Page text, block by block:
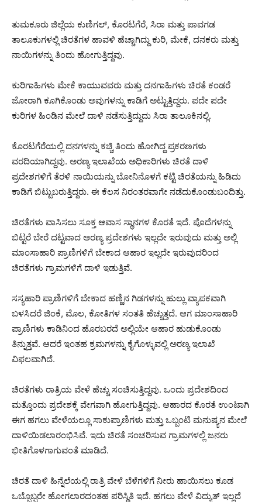
ತುಮಕೂರು ಜಿಲ್ಲೆಯ ಕುಣಿಗಲ್, ಕೊರಟಗೆರೆ, ಸಿರಾ ಮತ್ತು ಪಾವಗಡ
ತಾಲೂಕುಗಳಲ್ಲಿ ಚಿರತೆಗಳ ಹಾವಳಿ ಹೆಚ್ಚಾಗಿದ್ದು ಕುರಿ, ಮೇಕೆ, ದನಕರು ಮತ್ತು
ನಾಯಿಗಳನ್ನು ತಿಂದು ಹೋಗುತ್ತಿದ್ದವು.
ಕುರಿಗಾಹಿಗಳು ಮೇಕೆ ಕಾಯುವವರು ಮತ್ತು ದನಗಾಹಿಗಳು ಚಿರತೆ ಕಂಡರೆ
ಜೋರಾಗಿ ಕೂಗಿಕೊಂಡು ಅವುಗಳನ್ನು ಕಾಡಿಗೆ ಅಟ್ಟುತ್ತಿದ್ದರು. ಪದೇ ಪದೇ
ಕುರಿಗಳ ಹಿಂಡಿನ ಮೇಲೆ ದಾಳಿ ನಡೆಸುತ್ತಿದ್ದುದು ಸಿರಾ ತಾಲೂಕಿನಲ್ಲಿ.
ಕೊರಟಗೆರೆಯಲ್ಲಿ ದನಗಳನ್ನು ಕಚ್ಚಿ ತಿಂದು ಹೋಗಿದ್ದ ಪ್ರಕರಣಗಳು
ವರದಿಯಾಗಿದ್ದವು. ಅರಣ್ಯ ಇಲಾಖೆಯ ಅಧಿಕಾರಿಗಳು ಚಿರತೆ ದಾಳಿ
ಪ್ರದೇಶಗಳಿಗೆ ತೆರಳಿ ನಾಯಿಯನ್ನು ಬೋನಿನೊಳಗೆ ಕಟ್ಟಿ ಚಿರತೆಯನ್ನು ಹಿಡಿದು
ಕಾಡಿಗೆ ಬಿಟ್ಟುಬರುತ್ತಿದ್ದರು. ಈ ಕೆಲಸ ನಿರಂತರವಾಗೇ ನಡೆದುಕೊಂಡುಬಂದಿತ್ತು.
ಚಿರತೆಗಳು ವಾಸಿಸಲು ಸೂಕ್ತ ಆವಾಸ ಸ್ಥಾನಗಳ ಕೊರತೆ ಇದೆ. ಪೊದೆಗಳನ್ನು
ಬಿಟ್ಟರೆ ಬೇರೆ ದಟ್ಟವಾದ ಅರಣ್ಯ ಪ್ರದೇಶಗಳು ಇಲ್ಲದೇ ಇರುವುದು ಮತ್ತು ಅಲ್ಲಿ
ಮಾಂಸಾಹಾರಿ ಪ್ರಾಣಿಗಳಿಗೆ ಬೇಕಾದ ಆಹಾರ ಇಲ್ಲದೇ ಇರುವುದರಿಂದ
ಚಿರತೆಗಳು ಗ್ರಾಮಗಳಿಗೆ ದಾಳಿ ಇಡುತ್ತಿವೆ.
ಸಸ್ಯಹಾರಿ ಪ್ರಾಣಿಗಳಿಗೆ ಬೇಕಾದ ಹಣ್ಣಿನ ಗಿಡಗಳನ್ನು ಹುಲ್ಲು ವ್ಯಾಪಕವಾಗಿ
ಬಳಸಿದರೆ ಜಿಂಕೆ, ಮೊಲ, ಕೋತಿಗಳ ಸಂತತಿ ಹೆಚ್ಚುತ್ತದೆ. ಆಗ ಮಾಂಸಾಹಾರಿ
ಪ್ರಾಣಿಗಳು ಕಾಡಿನಿಂದ ಹೊರಬರದೆ ಅಲ್ಲಿಯೇ ಆಹಾರ ಹುಡುಕೊಂಡು
ತಿನ್ನುತ್ತವೆ. ಆದರೆ ಇಂತಹ ಕ್ರಮಗಳನ್ನು ಕೈಗೊಳ್ಳುವಲ್ಲಿ ಅರಣ್ಯ ಇಲಾಖೆ
ವಿಫಲವಾಗಿದೆ.
ಚಿರತೆಗಳು ರಾತ್ರಿಯ ವೇಳೆ ಹೆಚ್ಚು ಸಂಚಿಸುತ್ತಿದ್ದವು. ಒಂದು ಪ್ರದೇಶದಿಂದ
ಮತ್ತೊಂದು ಪ್ರದೇಶಕ್ಕೆ ವೇಗವಾಗಿ ಹೋಗುತ್ತಿದ್ದವು. ಆಹಾರದ ಕೊರತೆ ಉಂಟಾಗಿ
ಈಗ ಹಗಲು ವೇಳೆಯಲ್ಲೂ ಸಾಕುಪ್ರಾಣಿಗಳು ಮತ್ತು ಒಬ್ಬಂಟಿ ಮನುಷ್ಯನ ಮೇಲೆ
ದಾಳಿಯಿಡಲಾರಂಭಿಸಿವೆ. ಇದು ಚಿರತೆ ಸಂಚರಿಸುವ ಗ್ರಾಮಗಳಲ್ಲಿ ಜನರು
ಭೀತಿಗೊಳಗಾಗುವಂತೆ ಮಾಡಿದೆ.
ಚಿರತೆ ದಾಳಿ ಹಿನ್ನೆಲೆಯಲ್ಲಿ ರಾತ್ರಿ ವೇಳೆ ಬೆಳೆಗಳಿಗೆ ನೀರು ಹಾಯಿಸಲು ಕೂಡ
ಒಬ್ಬೊಬ್ಬರೇ ಹೋಗಲಾರದಂತಹ ಪರಿಸ್ಥಿತಿ ಇದೆ. ಹಗಲು ವೇಳೆ ವಿದ್ಯುತ್ ಇಲ್ಲದೆ